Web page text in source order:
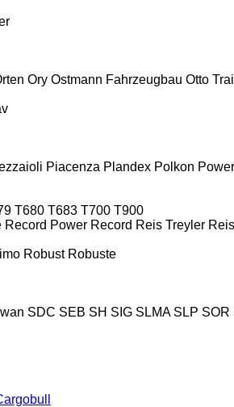
Ory Ostmann Fahrzeugbau Otto
Piacenza Plandex Polkon
T680 T683 T700 T900
Record Power Record Reis Treyler
Robust Robuste
SDC SEB SH SIG SLMA SLP SOR